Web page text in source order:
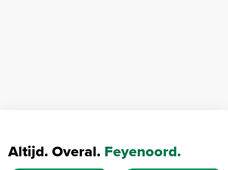
Altijd. Overal. Feyenoord.